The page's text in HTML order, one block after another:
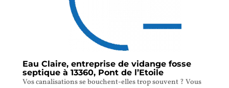
Eau Claire, entreprise de vidange fosse
septique à 13360, Pont de l’Etoile
Vos canalisations se bouchent-elles trop souvent ? Vous